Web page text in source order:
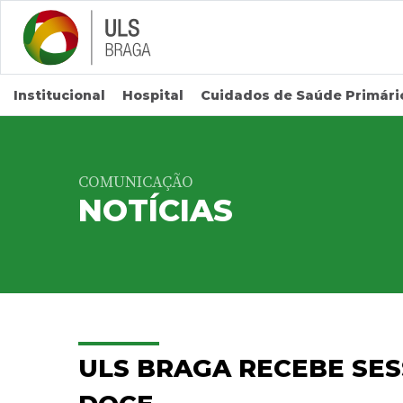
Saltar para conteúdo principal
Institucional Hospital Cuidados de Saúde
COMUNICAÇÃO
NOTÍCIAS
ULS BRAGA RECEBE